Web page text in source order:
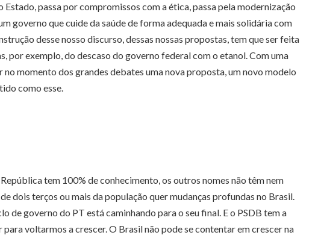
passa por compromissos com a ética, passa pela modernização
governo que cuide da saúde de forma adequada e mais solidária com
desse nosso discurso, dessas nossas propostas, tem que ser feita
por exemplo, do descaso do governo federal com o etanol. Com uma
momento dos grandes debates uma nova proposta, um novo modelo
como esse.
tem 100% de conhecimento, os outros nomes não têm nem
dois terços ou mais da população quer mudanças profundas no Brasil.
de governo do PT está caminhando para o seu final. E o PSDB tem a
voltarmos a crescer. O Brasil não pode se contentar em crescer na